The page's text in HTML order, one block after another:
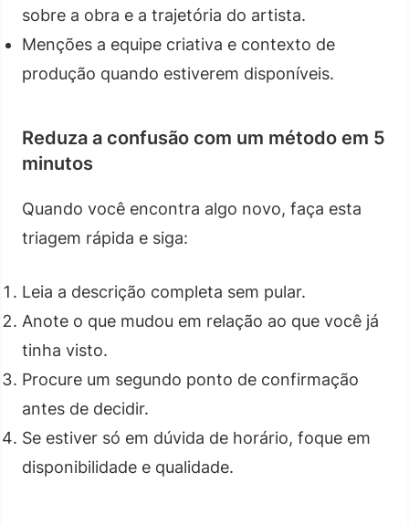
sobre a obra e a trajetória do artista.
Menções a equipe criativa e contexto de
produção quando estiverem disponíveis.
Reduza a confusão com um método em 5
minutos
Quando você encontra algo novo, faça esta
triagem rápida e siga:
Leia a descrição completa sem pular.
Anote o que mudou em relação ao que você já
tinha visto.
Procure um segundo ponto de confirmação
antes de decidir.
Se estiver só em dúvida de horário, foque em
disponibilidade e qualidade.